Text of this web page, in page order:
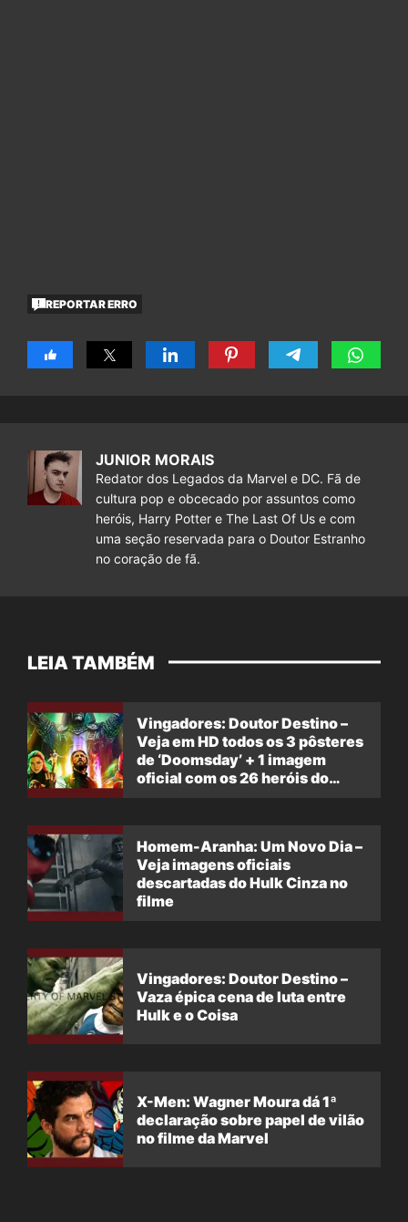
REPORTAR ERRO
JUNIOR MORAIS
Redator dos Legados da Marvel e DC. Fã de
cultura pop e obcecado por assuntos como
heróis, Harry Potter e The Last Of Us e com
uma seção reservada para o Doutor Estranho
no coração de fã.
LEIA TAMBÉM
Vingadores: Doutor Destino –
Veja em HD todos os 3 pôsteres
de ‘Doomsday’ + 1 imagem
oficial com os 26 heróis do
Homem-Aranha: Um Novo Dia –
Veja imagens oficiais
descartadas do Hulk Cinza no
filme
Vingadores: Doutor Destino –
Vaza épica cena de luta entre
Hulk e o Coisa
X-Men: Wagner Moura dá 1ª
declaração sobre papel de vilão
no filme da Marvel